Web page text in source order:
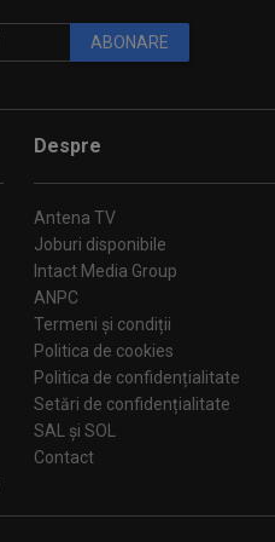
ABONARE
Despre
Antena TV
Joburi disponibile
Intact Media Group
ANPC
Termeni și condiții
Politica de cookies
Politica de confidențialitate
Setări de confidențialitate
SAL și SOL
Contact